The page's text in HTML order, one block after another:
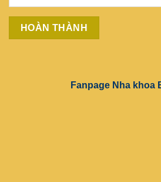
Fanpage Nha khoa